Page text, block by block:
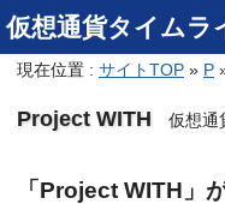
仮想通貨タイムラ
現在位置 : サイトTOP» P
Project WITH 仮想通
「Project WITH」